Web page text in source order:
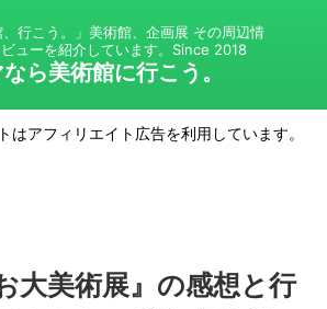
、行こう。」美術館、企画展 その周辺情
ューを紹介しています。Since 2018
ら美術館に行こう。
はアフィリエイト広告を利用しています。
大美術展』の感想と行